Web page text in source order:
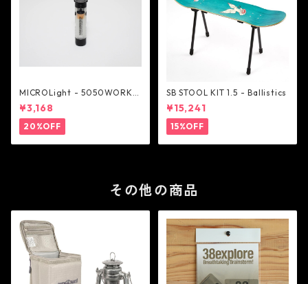
MICROLight - 5050WORKS
HOP
¥3,168
20%OFF
SB STOOL KIT 1.5 - Ballistics
¥15,241
15%OFF
その他の商品